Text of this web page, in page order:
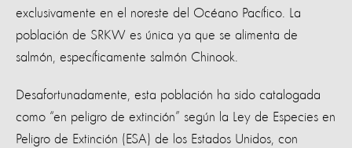
exclusivamente en el noreste del Océano Pacífico. La
población de SRKW es única ya que se alimenta de
salmón, específicamente salmón Chinook.
Desafortunadamente, esta población ha sido catalogada
como “en peligro de extinción” según la Ley de Especies en
Peligro de Extinción (ESA) de los Estados Unidos, con